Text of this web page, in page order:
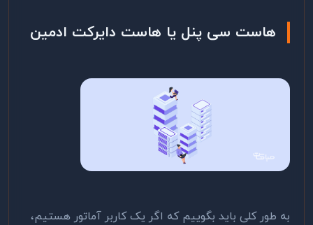
هاست سی پنل یا هاست دایرکت ادمین
به طور کلی باید بگوییم که اگر یک کاربر آماتور هستیم،